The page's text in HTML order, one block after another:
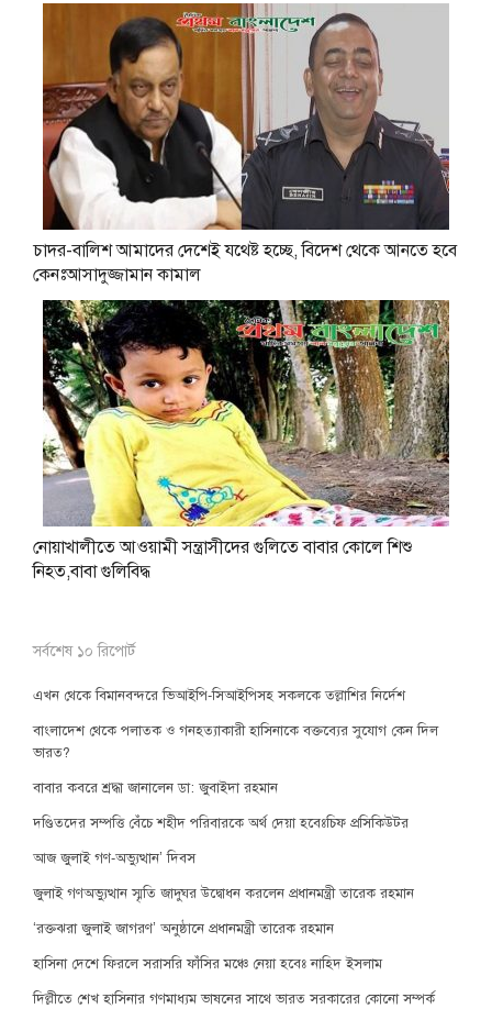
চাদর-বালিশ আমাদের দেশেই যথেষ্ট হচ্ছে, বিদেশ থেকে আনতে হবে
কেনঃআসাদুজ্জামান কামাল
নোয়াখালীতে আওয়ামী সন্ত্রাসীদের গুলিতে বাবার কোলে শিশু
নিহত,বাবা গুলিবিদ্ধ
সর্বশেষ ১০ রিপোর্ট
এখন থেকে বিমানবন্দরে ভিআইপি-সিআইপিসহ সকলকে তল্লাশির নির্দেশ
বাংলাদেশ থেকে পলাতক ও গনহত্যাকারী হাসিনাকে বক্তব্যের সুযোগ কেন দিল
ভারত?
বাবার কবরে শ্রদ্ধা জানালেন ডা: জুবাইদা রহমান
দণ্ডিতদের সম্পত্তি বেঁচে শহীদ পরিবারকে অর্থ দেয়া হবেঃচিফ প্রসিকিউটর
আজ জুলাই গণ-অভ্যুত্থান’ দিবস
জুলাই গণঅভ্যুত্থান স্মৃতি জাদুঘর উদ্বোধন করলেন প্রধানমন্ত্রী তারেক রহমান
‘রক্তঝরা জুলাই জাগরণ’ অনুষ্ঠানে প্রধানমন্ত্রী তারেক রহমান
হাসিনা দেশে ফিরলে সরাসরি ফাঁসির মঞ্চে নেয়া হবেঃ নাহিদ ইসলাম
দিল্লীতে শেখ হাসিনার গণমাধ্যম ভাষনের সাথে ভারত সরকারের কোনো সম্পর্ক